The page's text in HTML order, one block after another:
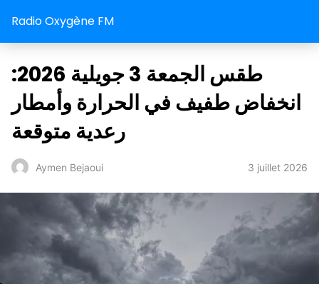
Radio Oxygène FM
طقس الجمعة 3 جويلية 2026:
انخفاض طفيف في الحرارة وأمطار
رعدية متوقعة
Aymen Bejaoui 3 juillet 2026